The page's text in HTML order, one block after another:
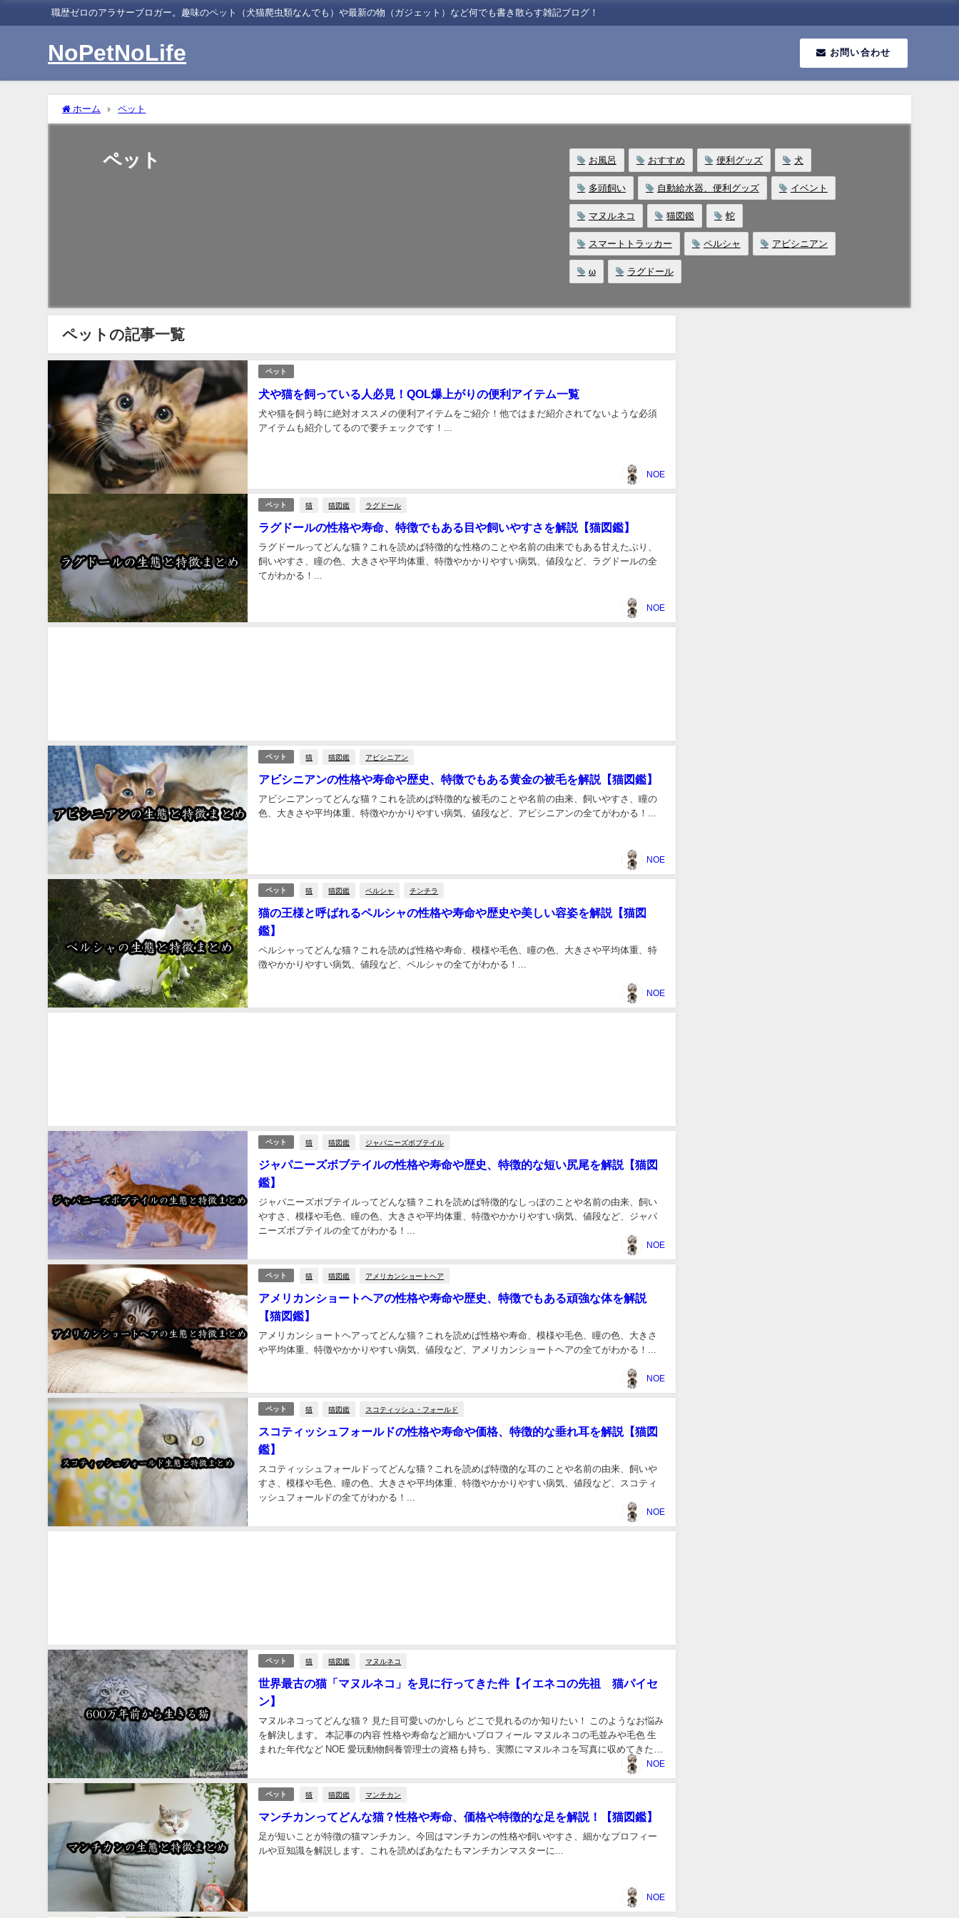
職歴ゼロのアラサーブロガー。趣味のペット（犬猫爬虫類なんでも）や最新の物（ガジェット）など何でも書き散らす雑記ブログ！
NoPetNoLife お問い合わせ
ホーム ペット
ペット お風呂 おすすめ 便利グッズ 犬
多頭飼い 自動給水器、便利グッズ イベント
マヌルネコ 猫図鑑 蛇
スマートトラッカー ペルシャ アビシニアン
ω ラグドール
ペットの記事一覧
ペット
犬や猫を飼っている人必見！QOL爆上がりの便利アイテム一覧
犬や猫を飼う時に絶対オススメの便利アイテムをご紹介！他ではまだ紹介されてないような必須
アイテムも紹介してるので要チェックです！...
NOE
ペット 猫 猫図鑑 ラグドール
ラグドールの性格や寿命、特徴でもある目や飼いやすさを解説【猫図鑑】
ラグドールってどんな猫？これを読めば特徴的な性格のことや名前の由来でもある甘えたぶり、
飼いやすさ、瞳の色、大きさや平均体重、特徴やかかりやすい病気、値段など、ラグドールの全
てがわかる！...
NOE
ペット 猫 猫図鑑 アビシニアン
アビシニアンの性格や寿命や歴史、特徴でもある黄金の被毛を解説【猫図鑑】
アビシニアンってどんな猫？これを読めば特徴的な被毛のことや名前の由来、飼いやすさ、瞳の
色、大きさや平均体重、特徴やかかりやすい病気、値段など、アビシニアンの全てがわかる！...
NOE
ペット 猫 猫図鑑 ペルシャ チンチラ
猫の王様と呼ばれるペルシャの性格や寿命や歴史や美しい容姿を解説【猫図
鑑】
ペルシャってどんな猫？これを読めば性格や寿命、模様や毛色、瞳の色、大きさや平均体重、特
徴やかかりやすい病気、値段など、ペルシャの全てがわかる！...
NOE
ペット 猫 猫図鑑 ジャパニーズボブテイル
ジャパニーズボブテイルの性格や寿命や歴史、特徴的な短い尻尾を解説【猫図
鑑】
ジャパニーズボブテイルってどんな猫？これを読めば特徴的なしっぽのことや名前の由来、飼い
やすさ、模様や毛色、瞳の色、大きさや平均体重、特徴やかかりやすい病気、値段など、ジャパ
ニーズボブテイルの全てがわかる！...
NOE
ペット 猫 猫図鑑 アメリカンショートヘア
アメリカンショートヘアの性格や寿命や歴史、特徴でもある頑強な体を解説
【猫図鑑】
アメリカンショートヘアってどんな猫？これを読めば性格や寿命、模様や毛色、瞳の色、大きさ
や平均体重、特徴やかかりやすい病気、値段など、アメリカンショートヘアの全てがわかる！...
NOE
ペット 猫 猫図鑑 スコティッシュ・フォールド
スコティッシュフォールドの性格や寿命や価格、特徴的な垂れ耳を解説【猫図
鑑】
スコティッシュフォールドってどんな猫？これを読めば特徴的な耳のことや名前の由来、飼いや
すさ、模様や毛色、瞳の色、大きさや平均体重、特徴やかかりやすい病気、値段など、スコティ
ッシュフォールドの全てがわかる！...
NOE
ペット 猫 猫図鑑 マヌルネコ
世界最古の猫「マヌルネコ」を見に行ってきた件【イエネコの先祖 猫パイセ
ン】
マヌルネコってどんな猫？ 見た目可愛いのかしら どこで見れるのか知りたい！ このようなお悩み
を解決します。 本記事の内容 性格や寿命など細かいプロフィール マヌルネコの毛並みや毛色 生
まれた年代など NOE 愛玩動物飼養管理士の資格も持ち、実際にマヌルネコを写真に収めてきた筆
NOE
ペット 猫 猫図鑑 マンチカン
マンチカンってどんな猫？性格や寿命、価格や特徴的な足を解説！【猫図鑑】
足が短いことが特徴の猫マンチカン。今回はマンチカンの性格や飼いやすさ、細かなプロフィー
ルや豆知識を解説します。これを読めばあなたもマンチカンマスターに...
NOE